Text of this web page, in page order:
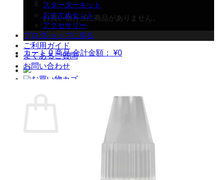
お買い物カゴに商品がありません。
ショップに戻る
カート0 商品 合計金額： ¥0
スターターキット
おすすめセット
アクセサリー
ブログ
ご利用ガイド
よくあるご質問
お問い合わせ